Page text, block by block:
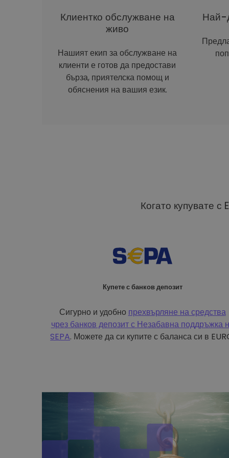
Клиентко обслужване на
живо
Нашият екип за обслужване на
клиенти е готов да предостави
бърза, приятелска помощ и
обяснения на вашия език.
Най-
Когато купувате
Купете с банков депозит
Сигурно и удобно прехвърляне на средства
чрез банков депозит с Незабавна поддръжка
SEPA. Можете да си купите с баланса си в